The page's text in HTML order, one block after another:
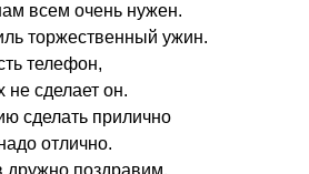
всем очень нужен.
торжественный ужин.
телефон,
не сделает он.
сделать прилично
отлично.
поздравим,